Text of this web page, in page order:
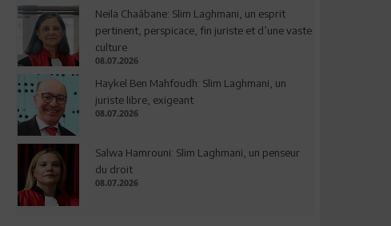
Neila Chaâbane: Slim Laghmani, un esprit
pertinent, perspicace, fin juriste et d’une vaste
culture
08.07.2026
Haykel Ben Mahfoudh: Slim Laghmani, un
juriste libre, exigeant
08.07.2026
Salwa Hamrouni: Slim Laghmani, un penseur
du droit
08.07.2026